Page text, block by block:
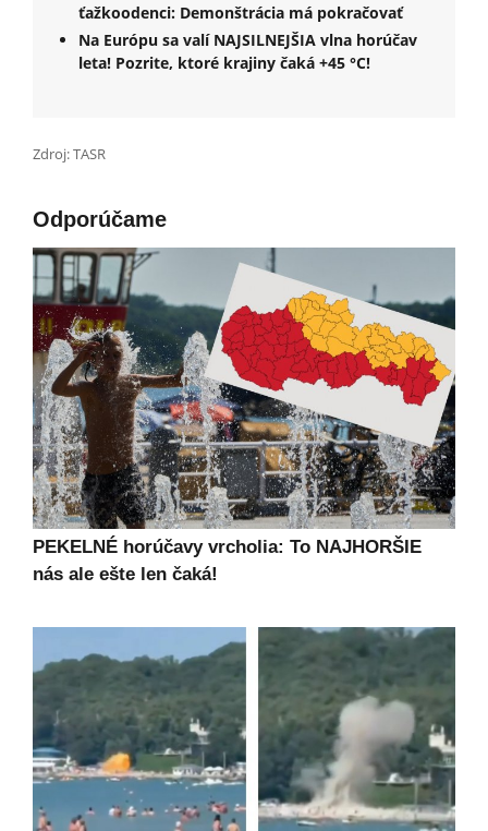
ťažkoodenci: Demonštrácia má pokračovať
Na Európu sa valí NAJSILNEJŠIA vlna horúčav
leta! Pozrite, ktoré krajiny čaká +45 °C!
Zdroj: TASR
Odporúčame
PEKELNÉ horúčavy vrcholia: To NAJHORŠIE
nás ale ešte len čaká!